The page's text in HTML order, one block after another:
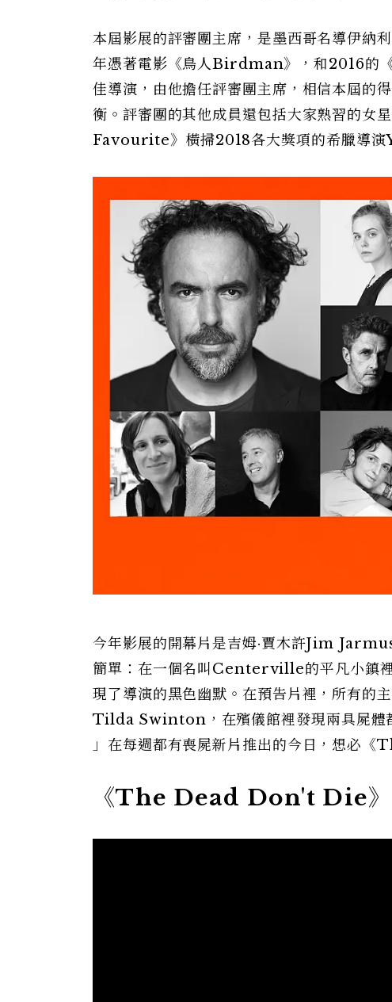
本屆影展的評審團主席，是墨西哥名導
年憑著電影《鳥人Birdman》，和2016的
佳導演，由他擔任評審團主席，相信本屆的
衡。評審團的其他成員還包括大家熟習的
Favourite》橫掃2018各大獎項的希臘導
今年影展的開幕片是吉姆·賈木許Jim
簡單：在一個名叫Centerville的平凡小鎮
現了導演的黑色幽默。在預告片裡，所有的
Tilda Swinton，在殯儀館裡發現兩具屍體
」在每週都有喪屍新片推出的今日，想必
《The Dead Don't Die》